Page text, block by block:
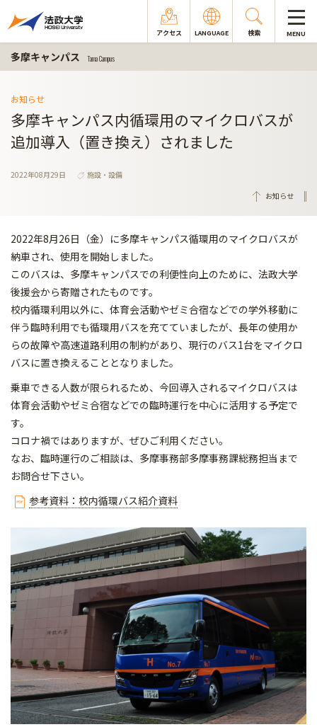
アクセス LANGUAGE 検索 MENU
多摩キャンパス Tama Campus
お知らせ
多摩キャンパス内循環用のマイクロバスが
追加導入（置き換え）されました
2022年08月29日
施設・設備
お知らせ
2022年8月26日（金）に多摩キャンパス循環用のマイクロバスが
納車され、使用を開始しました。
このバスは、多摩キャンパスでの利便性向上のために、法政大学
後援会から寄贈されたものです。
校内循環利用以外に、体育会活動やゼミ合宿などでの学外移動に
伴う臨時利用でも循環用バスを充てていましたが、長年の使用か
らの故障や高速道路利用の制約があり、現行のバス1台をマイクロ
バスに置き換えることとなりました。
乗車できる人数が限られるため、今回導入されるマイクロバスは
体育会活動やゼミ合宿などでの臨時運行を中心に活用する予定で
す。
コロナ禍ではありますが、ぜひご利用ください。
なお、臨時運行のご相談は、多摩事務部多摩事務課総務担当まで
お問合せ下さい。
参考資料：校内循環バス紹介資料